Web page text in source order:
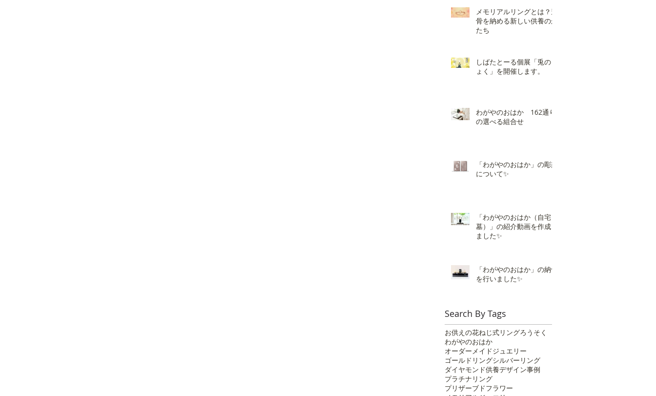
メモリアルリングとは？遺
骨を納める新しい供養のか
たち
しばたとーる個展「兎のき
ょく」を開催します。
わがやのおはか 162通り
の選べる組合せ
「わがやのおはか」の彫刻
について✨
「わがやのおはか（自宅
墓）」の紹介動画を作成し
ました✨
「わがやのおはか」の納骨
を行いました✨️
Search By Tags
お供えの花ねじ式リングろうそく
わがやのおはか
オーダーメイドジュエリー
ゴールドリングシルバーリング
ダイヤモンド供養デザイン事例
プラチナリング
プリザーブドフラワー